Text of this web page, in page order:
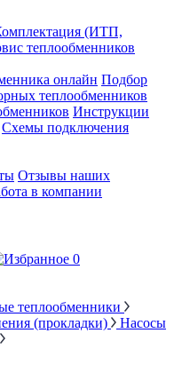
(ИТП,
теплообменников
онлайн Подбор
теплообменников
Инструкции
Схемы подключения
Отзывы наших
в компании
0
теплообменники
(прокладки)
Насосы